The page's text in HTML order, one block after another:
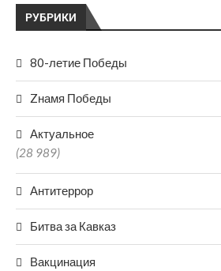
РУБРИКИ
80-летие Победы
Zнамя Победы
Актуальное
(28 989)
Антитеррор
Битва за Кавказ
Вакцинация